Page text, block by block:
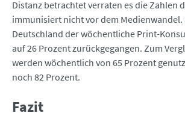
Distanz betrachtet verraten es die Zahlen
immunisiert nicht vor dem Medienwandel.
Deutschland der wöchentliche Print-
auf 26 Prozent zurückgegangen. Zum
werden wöchentlich von 65 Prozent
noch 82 Prozent.
Fazit